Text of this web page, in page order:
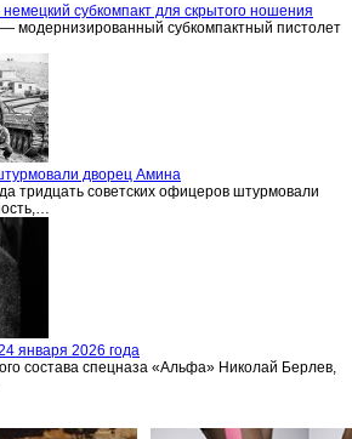
субкомпакт для скрытого ношения
модернизированный субкомпактный пистолет
дворец Амина
тридцать советских офицеров штурмовали
января 2026 года
состава спецназа «Альфа» Николай Берлев,